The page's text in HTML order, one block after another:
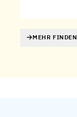
MEHR FINDEN